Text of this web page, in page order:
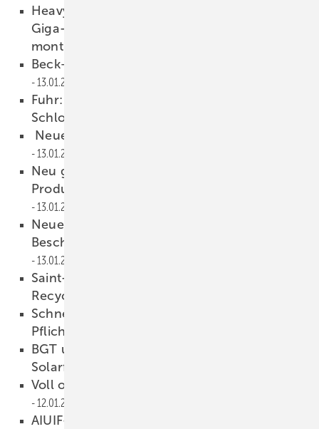
Heavydrive: Einsatz bei der neuen Tesla
Giga-Factory – 5400 kg Fassadenteile
montiert
Beck+Heun mit neuem Webinarprogramm
13.01.2023
Fuhr: Automatic-Programm erweitert,
Schlosstausch leicht gemacht
Neuer Geschäftsführer bei Erhardt Markisen
13.01.2023
Neu gelauncht: So erleichtert der
Produktselektor von Simonswerk die Arbeit
13.01.2023
Neue Funktionen im Online-
Beschlagkonfigurator Roto Con Orders
13.01.2023
Saint-Gobain Glass und Ragn-Sells jetzt
Recycling-Partner
Schnelles Umdenken und Handeln ist heute
Pflicht
BGT und ASCA: Rekordverdächtige
Solarfassade
Voll oder hohl – was ist druckfester?
12.01.2023
AIUIF-Vorstandsvorsitz: Lonsinger übergibt